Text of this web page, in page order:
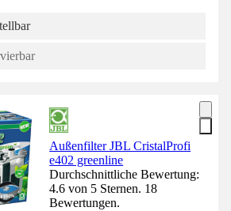
Außenfilter JBL CristalProfi
e402 greenline
Durchschnittliche Bewertung:
4.6 von 5 Sternen. 18
Bewertungen.